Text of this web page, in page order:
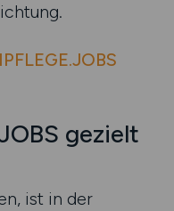
gezielt
ist in der